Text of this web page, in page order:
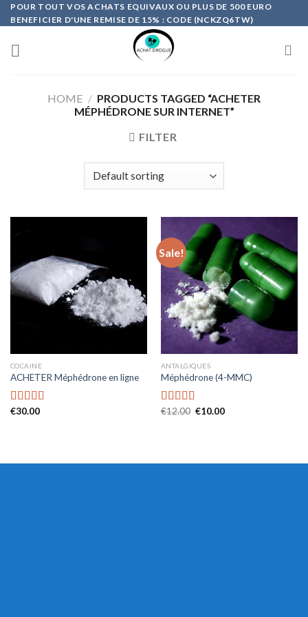
Skip
to
content
POUR TOUT VOS ACHATS EQUIVAUX OU PLUS DE 500 EURO
BENEFICIER D'UNE REMISE DE 15% : CODE (NCKZQ6TW)
HOME / PRODUCTS TAGGED “ACHETER
MÉPHÉDRONE SUR INTERNET”
FILTER
COCAINE
ACHETER Méphédrone en ligne
Rated4.47
€30.00
Sale!
ANTALGIQUES
Méphédrone (4-MMC)
Rated4.41
€12.00 €10.00